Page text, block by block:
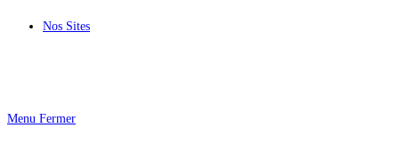
Nos Sites
Menu Fermer